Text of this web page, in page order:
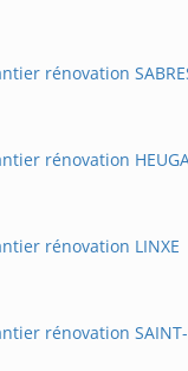
rénovation
rénovation
rénovation LINXE
rénovation